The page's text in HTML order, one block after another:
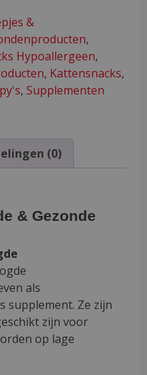
&
,
Hypoallergeen,
, Kattensnacks,
,Supplementen
(0)
& Gezonde
als
supplement. Ze zijn
zijn voor
op lage